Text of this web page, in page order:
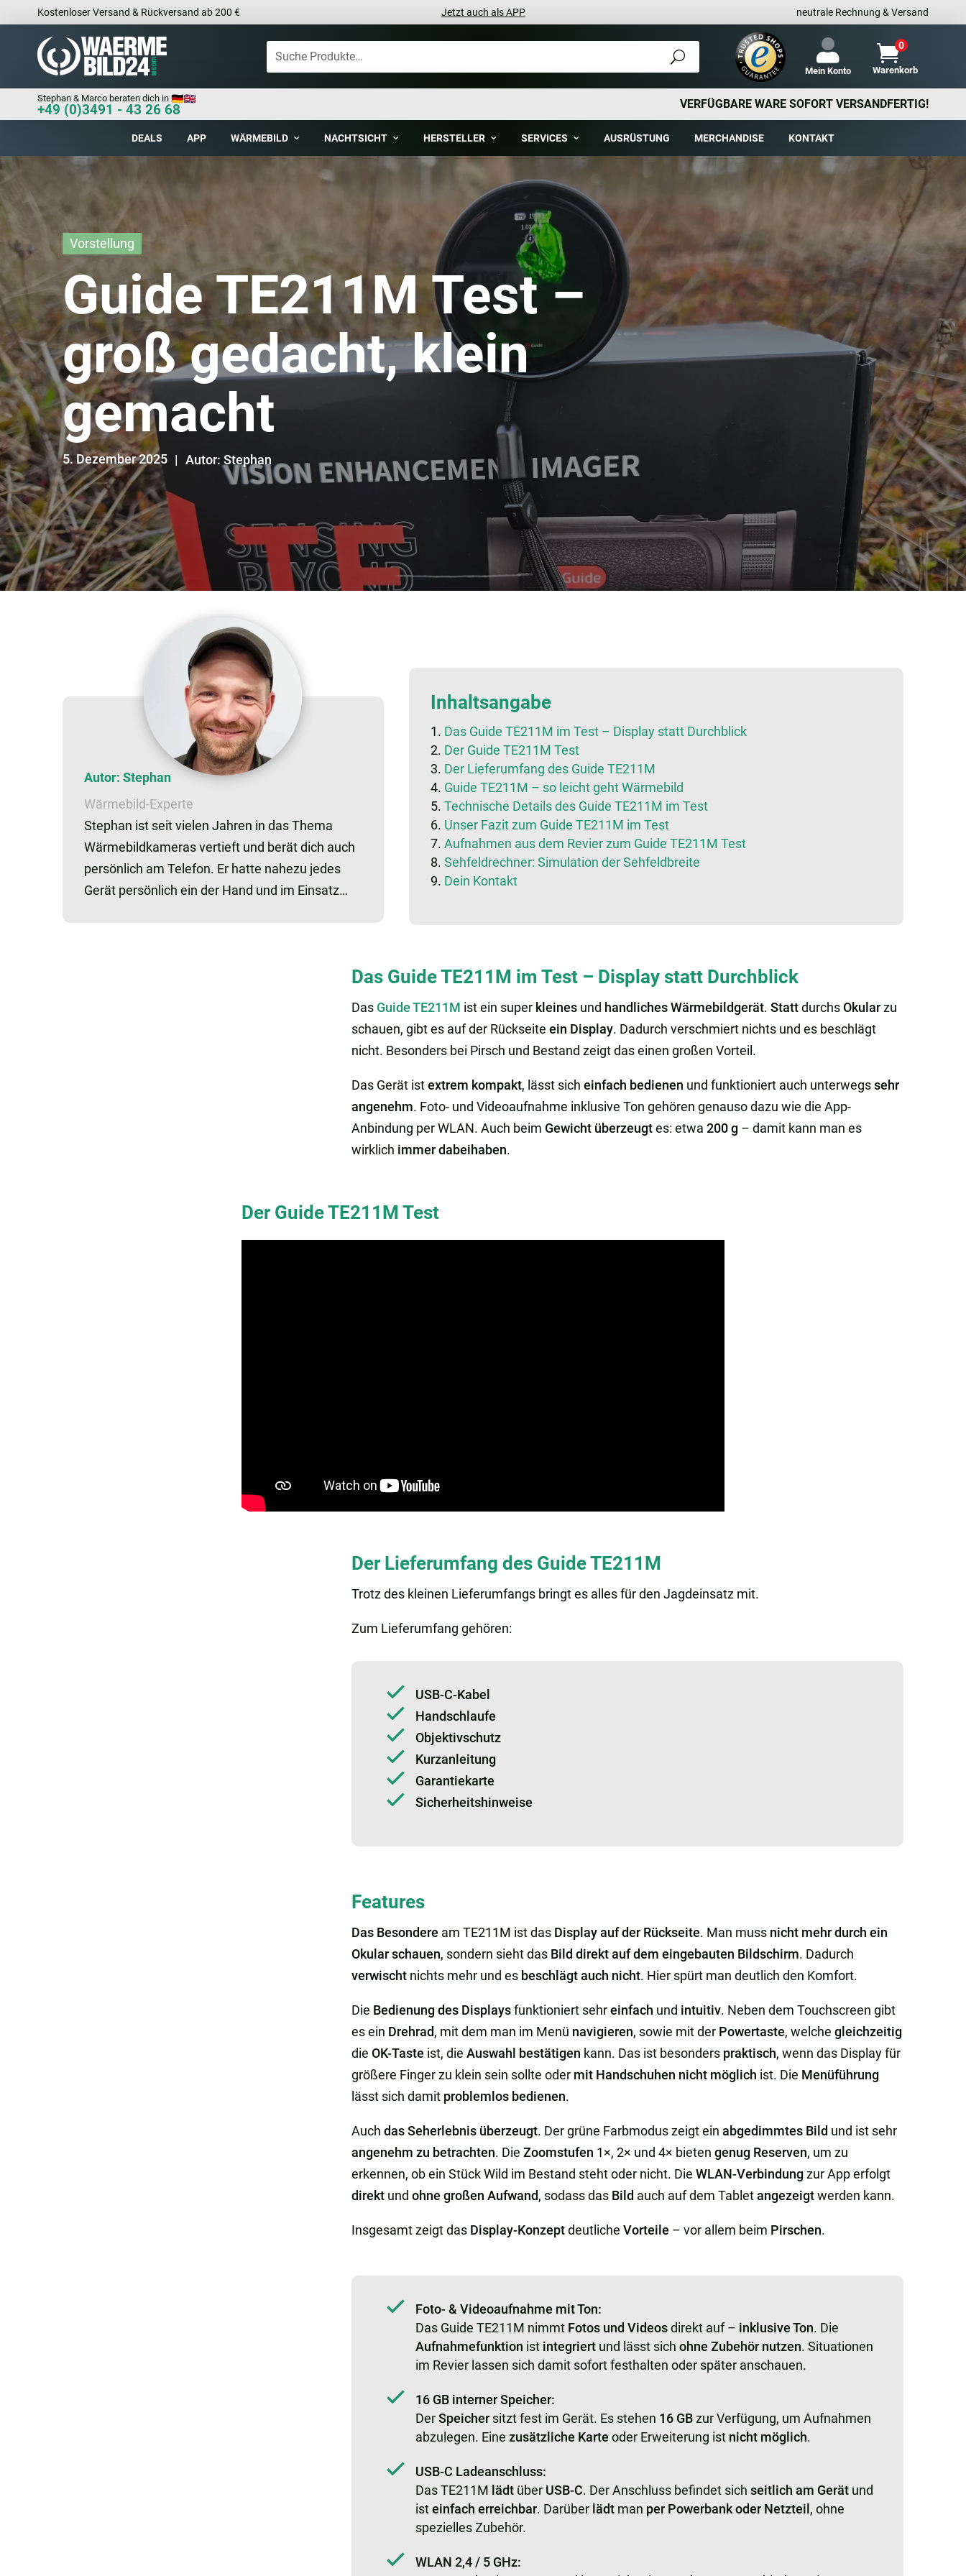
Kostenloser Versand & Rückversand ab 200 € Jetzt auch als APP neutrale Rechnung & Versand
Mein Konto
0
Warenkorb
Stephan & Marco beraten dich in
+49 (0)3491 - 43 26 68 VERFÜGBARE WARE SOFORT VERSANDFERTIG!
DEALS APP WÄRMEBILD NACHTSICHT HERSTELLER SERVICES AUSRÜSTUNG MERCHANDISE KONTAKT
Vorstellung
Guide TE211M Test –
groß gedacht, klein
gemacht
5. Dezember 2025 Autor: Stephan
Autor: Stephan
Wärmebild-Experte
Stephan ist seit vielen Jahren in das Thema
Wärmebildkameras vertieft und berät dich auch
persönlich am Telefon. Er hatte nahezu jedes
Gerät persönlich ein der Hand und im Einsatz…
Inhaltsangabe
Das Guide TE211M im Test – Display statt Durchblick
Der Guide TE211M Test
Der Lieferumfang des Guide TE211M
Guide TE211M – so leicht geht Wärmebild
Technische Details des Guide TE211M im Test
Unser Fazit zum Guide TE211M im Test
Aufnahmen aus dem Revier zum Guide TE211M Test
Sehfeldrechner: Simulation der Sehfeldbreite
Dein Kontakt
Das Guide TE211M im Test – Display statt Durchblick
Das Guide TE211M ist ein super kleinesund handliches Wärmebildgerät. StattdurchsOkularzu
schauen, gibt es auf der Rückseite ein Display. Dadurch verschmiert nichts und es beschlägt
nicht. Besonders bei Pirsch und Bestand zeigt das einen großen Vorteil.
Das Gerät istextrem kompakt, lässt sich einfach bedienen und funktioniert auch unterwegssehr
angenehm. Foto- und Videoaufnahme inklusive Ton gehören genauso dazu wie die App-
Anbindung per WLAN. Auch beim Gewicht überzeugtes: etwa 200 g– damit kann man es
wirklich immer dabeihaben.
Der Guide TE211M Test
Der Lieferumfang des Guide TE211M
Trotz des kleinen Lieferumfangs bringt es alles für den Jagdeinsatz mit.
Zum Lieferumfang gehören:
USB-C-Kabel
Handschlaufe
Objektivschutz
Kurzanleitung
Garantiekarte
Sicherheitshinweise
Features
Das Besondere am TE211M ist das Display auf der Rückseite. Man muss nicht mehr durch ein
Okular schauen, sondern sieht das Bild direkt auf dem eingebauten Bildschirm. Dadurch
verwischtnichts mehr und es beschlägt auch nicht. Hier spürt man deutlich den Komfort.
Die Bedienung des Displaysfunktioniert sehreinfach und intuitiv. Neben dem Touchscreen gibt
es ein Drehrad, mit dem man im Menü navigieren, sowie mit der Powertaste, welche gleichzeitig
die OK-Taste ist, die Auswahl bestätigen kann. Das ist besonders praktisch, wenn das Display für
größere Finger zu klein sein sollte oder mit Handschuhen nicht möglich ist. Die Menüführung
lässt sich damit problemlos bedienen.
Auch das Seherlebnis überzeugt. Der grüne Farbmodus zeigt ein abgedimmtes Bild und ist sehr
angenehm zu betrachten. Die Zoomstufen 1×, 2× und 4× bieten genug Reserven, um zu
erkennen, ob ein Stück Wild im Bestand steht oder nicht. Die WLAN-Verbindungzur App erfolgt
direktund ohne großen Aufwand, sodass das Bild auch auf dem Tabletangezeigtwerden kann.
Insgesamt zeigt das Display-Konzeptdeutliche Vorteile – vor allem beim Pirschen.
Foto- & Videoaufnahme mit Ton:
Das Guide TE211M nimmt Fotos und Videosdirekt auf – inklusive Ton. Die
Aufnahmefunktion ist integriertund lässt sich ohne Zubehör nutzen. Situationen
im Revier lassen sich damit sofort festhalten oder später anschauen.
16 GB interner Speicher:
DerSpeichersitzt fest im Gerät. Es stehen 16 GBzur Verfügung, um Aufnahmen
abzulegen. Eine zusätzliche Karte oder Erweiterung ist nicht möglich.
USB-C Ladeanschluss:
Das TE211M lädtüber USB-C. Der Anschluss befindet sich seitlich am Gerätund
isteinfach erreichbar. Darüber lädtman per Powerbank oder Netzteil , ohne
spezielles Zubehör.
WLAN 2,4 / 5 GHz: